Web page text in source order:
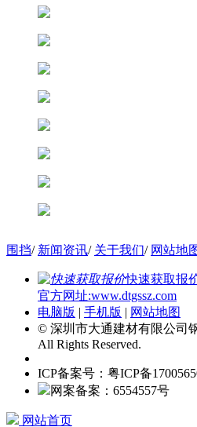
围挡/ 新闻资讯/ 关于我们/ 网站地
快速获取报
官方网址:www.dtgssz.com
电脑版
手机版
网站地图
© 深圳市大通建材有限公司
All Rights Reserved.
ICP备案号：粤ICP备
网案备案：6554557号
网站首页